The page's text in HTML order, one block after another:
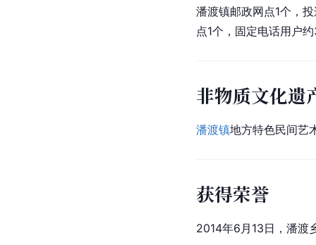
潘渡镇邮政网点1个，
点1个， 固定电话用户
非物质文化遗
潘渡镇地方特色民间艺
获得荣誉
2014年6月13日，潘渡